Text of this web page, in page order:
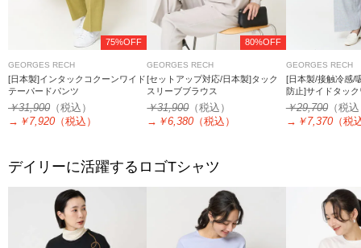
75%OFF
GEORGES RECH
[日本製]インタックコクーンワイド
テーパードパンツ
￥31,900 （税込）
→ ￥7,920 （税込）
80%OFF
GEORGES RECH
[セットアップ対応/日本製]タック
スリーブブラウス
￥31,900（税込）
→ ￥6,380 （税込）
GEORGES RECH
[日本製/接触冷感/
防止]サイドタッ
￥29,700（税
→ ￥7,370（税
デイリーに活躍するロゴTシャツ